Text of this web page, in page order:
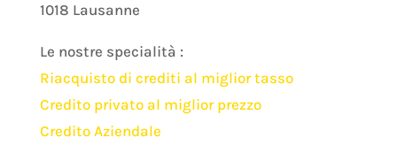
1018 Lausanne
Le nostre specialità :
Riacquisto di crediti al miglior tasso
Credito privato al miglior prezzo
Credito Aziendale